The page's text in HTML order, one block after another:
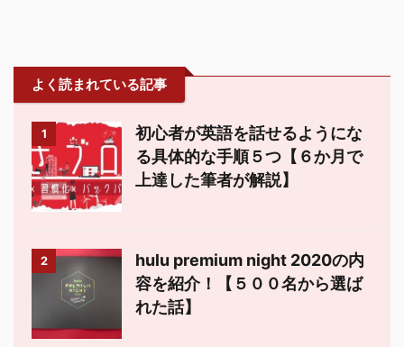
よく読まれている記事
1
初心者が英語を話せるようにな
る具体的な手順５つ【６か月で
上達した筆者が解説】
2
hulu premium night 2020の内
容を紹介！【５００名から選ば
れた話】